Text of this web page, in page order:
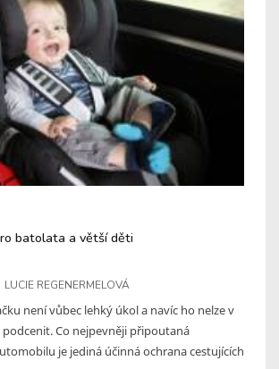
batolata a větší děti
LUCIE REGENERMELOVÁ
není vůbec lehký úkol a navíc ho nelze v
Co nejpevněji připoutaná
je jediná účinná ochrana cestujících